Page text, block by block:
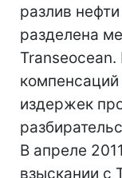
разлив
разделена
издержек
В апреле
взыскании с